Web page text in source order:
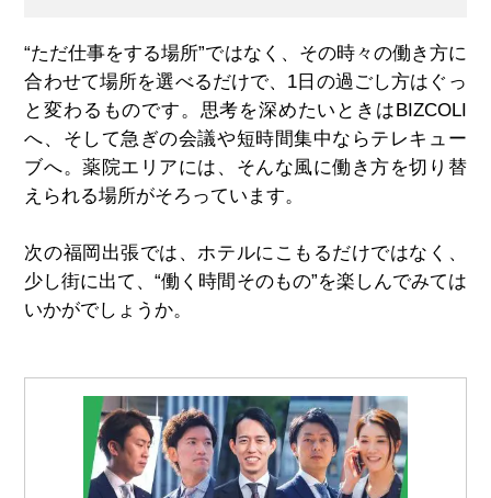
“ただ仕事をする場所”ではなく、その時々の働き方に
合わせて場所を選べるだけで、1日の過ごし方はぐっ
と変わるものです。思考を深めたいときはBIZCOLI
へ、そして急ぎの会議や短時間集中ならテレキュー
ブへ。薬院エリアには、そんな風に働き方を切り替
えられる場所がそろっています。
次の福岡出張では、ホテルにこもるだけではなく、
少し街に出て、“働く時間そのもの”を楽しんでみては
いかがでしょうか。